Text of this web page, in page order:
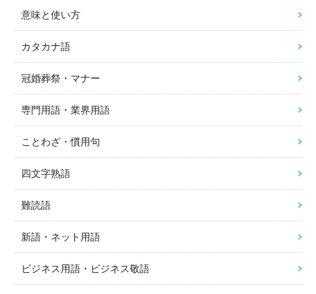
意味と使い方
カタカナ語
冠婚葬祭・マナー
専門用語・業界用語
ことわざ・慣用句
四文字熟語
難読語
新語・ネット用語
ビジネス用語・ビジネス敬語